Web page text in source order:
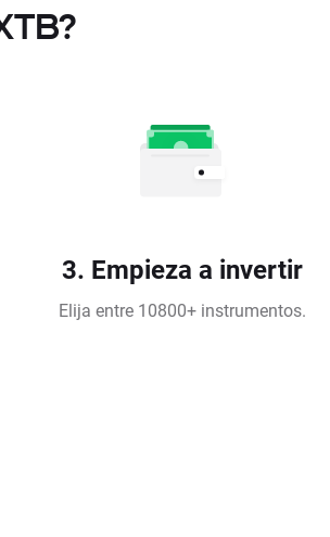
3. Empieza a invertir
Elija entre 10800+ instrumentos.